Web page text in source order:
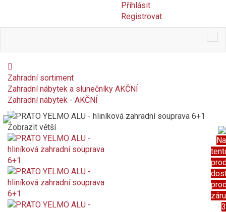
Přihlásit
Registrovat
Zahradní sortiment
Zahradní nábytek a slunečníky AKČNÍ
Zahradní nábytek - AKČNÍ
Na
3
Zobrazit větší